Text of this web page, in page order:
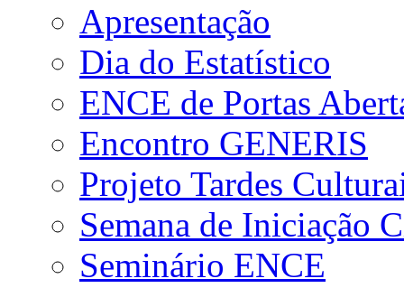
Apresentação
Dia do Estatístico
ENCE de Portas
Encontro GENERIS
Projeto Tardes
Semana de Iniciação
Seminário ENCE